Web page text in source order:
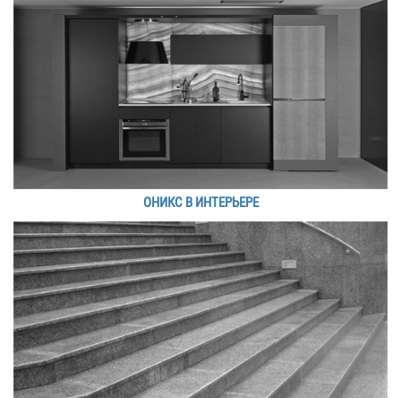
ОНИКС В ИНТЕРЬЕРЕ